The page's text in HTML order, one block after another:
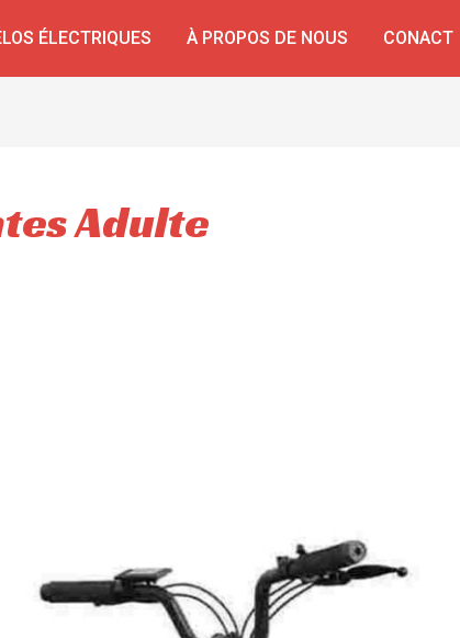
ÉLECTRIQUES À PROPOS DE NOUS CONACT
Adulte